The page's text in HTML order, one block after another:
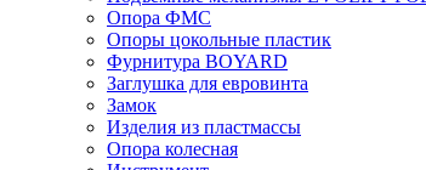
Опора ФМС
Опоры цокольные пластик
Фурнитура BOYARD
Заглушка для евровинта
Замок
Изделия из пластмассы
Опора колесная